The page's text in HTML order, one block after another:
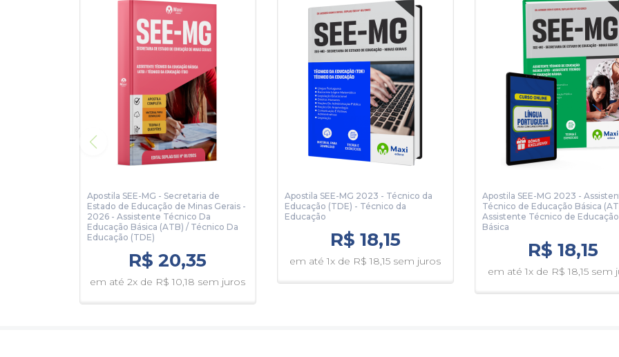
Apostila SEE-MG - Secretaria de
Estado de Educação de Minas Gerais -
2026 - Assistente Técnico Da
Educação Básica (ATB) / Técnico Da
Educação (TDE)
R$ 20,35
em até 2x de R$ 10,18 sem juros
Apostila SEE-MG 2023 - Técnico da
Educação (TDE) - Técnico da
Educação
R$ 18,15
em até 1x de R$ 18,15 sem juros
Apostila SEE-MG 2023 -
Técnico de Educação Básica
Assistente Técnico de Educação
Básica
R$ 18,15
em até 1x de R$ 18,15 sem